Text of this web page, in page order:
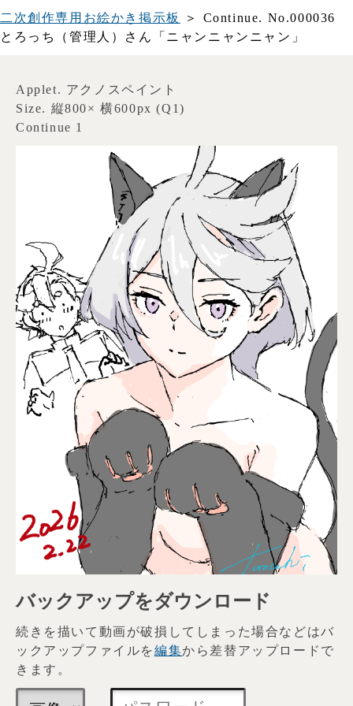
二次創作専用お絵かき掲示板
＞ Continue. No.000036
とろっち（管理人）さん「ニャンニャンニャン」
Applet. アクノスペイント
Size. 縦800× 横600px (Q1)
Continue 1
バックアップをダウンロード
続きを描いて動画が破損してしまった場合などはバ
ックアップファイルを編集から差替アップロードで
きます。